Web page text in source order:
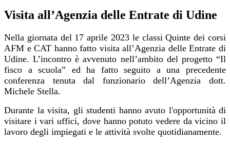
Visita all’Agenzia delle Entrate di Udine
Nella giornata del 17 aprile 2023 le classi Quinte dei corsi
AFM e CAT hanno fatto visita all’Agenzia delle Entrate di
Udine. L’incontro è avvenuto nell’ambito del progetto “Il
fisco a scuola” ed ha fatto seguito a una precedente
conferenza tenuta dal funzionario dell’Agenzia dott.
Michele Stella.
Durante la visita, gli studenti hanno avuto l'opportunità di
visitare i vari uffici, dove hanno potuto vedere da vicino il
lavoro degli impiegati e le attività svolte quotidianamente.